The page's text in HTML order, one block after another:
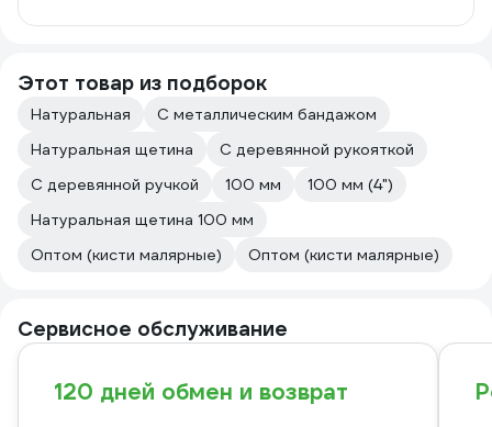
Этот товар из подборок
Натуральная
С металлическим бандажом
Натуральная щетина
С деревянной рукояткой
С деревянной ручкой
100 мм
100 мм (4")
Натуральная щетина 100 мм
Оптом (кисти малярные)
Оптом (кисти малярные)
Сервисное обслуживание
120 дней обмен и возврат